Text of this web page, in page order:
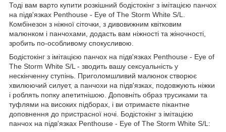
Тоді вам варто купити розкішний бодістокінг з імітацією панчох
на підв'язках Penthouse - Eye of The Storm White S/L.
Комбінезон з ніжної сіточки, з дивовижним квітковим
малюнком і панчохами, додасть вам ніжності та жіночності,
зробить по-особливому спокусливою.
Бодістокінг з імітацією панчох на підв'язках Penthouse - Eye of
The Storm White S/L - зводить вашу сексуальність у
нескінченну ступінь. Приголомшливий малюнок створює
хвилюючий силует, а панчохи на підв'язках, подовжують ніжки
і роблять попку апетитнішою. Доповніть образ трусиками та
туфлями на високих підборах, і ви отримаєте пікантне
доповнення до пристрасної ночі. Бодістокінг з імітацією
панчох на підв'язках Penthouse - Eye of The Storm White S/L: